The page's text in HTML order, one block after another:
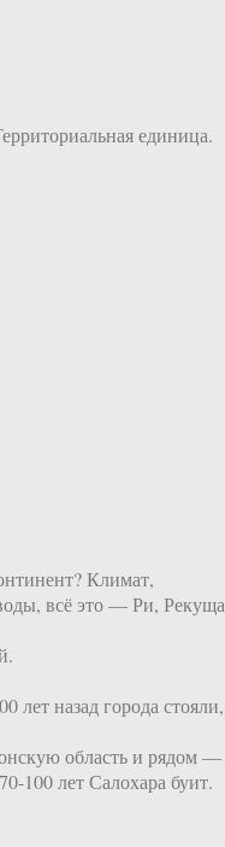
единица.
Климат,
всё это — Ри,
лет назад города стояли,
область и рядом —
100 лет Салохара буит.